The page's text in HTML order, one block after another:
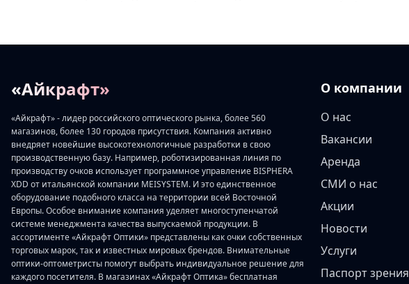
«Айкрафт»
«Айкрафт» - лидер российского оптического рынка, более 560
магазинов, более 130 городов присутствия. Компания активно
внедряет новейшие высокотехнологичные разработки в свою
производственную базу. Например, роботизированная линия по
производству очков использует программное управление BISPHERA
XDD от итальянской компании MEISYSTEM. И это единственное
оборудование подобного класса на территории всей Восточной
Европы. Особое внимание компания уделяет многоступенчатой
системе менеджмента качества выпускаемой продукции. В
ассортименте «Айкрафт Оптики» представлены как очки собственных
торговых марок, так и известных мировых брендов. Внимательные
оптики-оптометристы помогут выбрать индивидуальное решение для
каждого посетителя. В магазинах «Айкрафт Оптика» бесплатная
О компании
О нас
Вакансии
Аренда
СМИ о нас
Акции
Новости
Услуги
Паспорт зрения